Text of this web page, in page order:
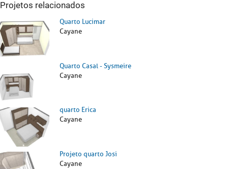
Projetos relacionados
Quarto Lucimar
Cayane
Quarto Casal - Sysmeire
Cayane
quarto Erica
Cayane
Projeto quarto Josi
Cayane